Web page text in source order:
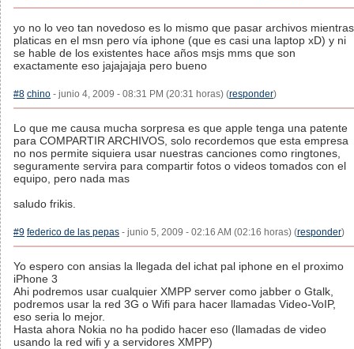
yo no lo veo tan novedoso es lo mismo que pasar archivos mientras
platicas en el msn pero vía iphone (que es casi una laptop xD) y ni
se hable de los existentes hace años msjs mms que son
exactamente eso jajajajaja pero bueno
#8 chino - junio 4, 2009 - 08:31 PM (20:31 horas) (responder)
Lo que me causa mucha sorpresa es que apple tenga una patente
para COMPARTIR ARCHIVOS, solo recordemos que esta empresa
no nos permite siquiera usar nuestras canciones como ringtones,
seguramente servira para compartir fotos o videos tomados con el
equipo, pero nada mas
saludo frikis.
#9 federico de las pepas - junio 5, 2009 - 02:16 AM (02:16 horas) (responder)
Yo espero con ansias la llegada del ichat pal iphone en el proximo
iPhone 3
Ahi podremos usar cualquier XMPP server como jabber o Gtalk,
podremos usar la red 3G o Wifi para hacer llamadas Video-VoIP,
eso seria lo mejor.
Hasta ahora Nokia no ha podido hacer eso (llamadas de video
usando la red wifi y a servidores XMPP)